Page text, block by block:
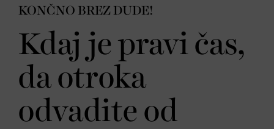
KONČNO BREZ DUDE!
Kdaj je pravi čas,
da otroka
odvadite od